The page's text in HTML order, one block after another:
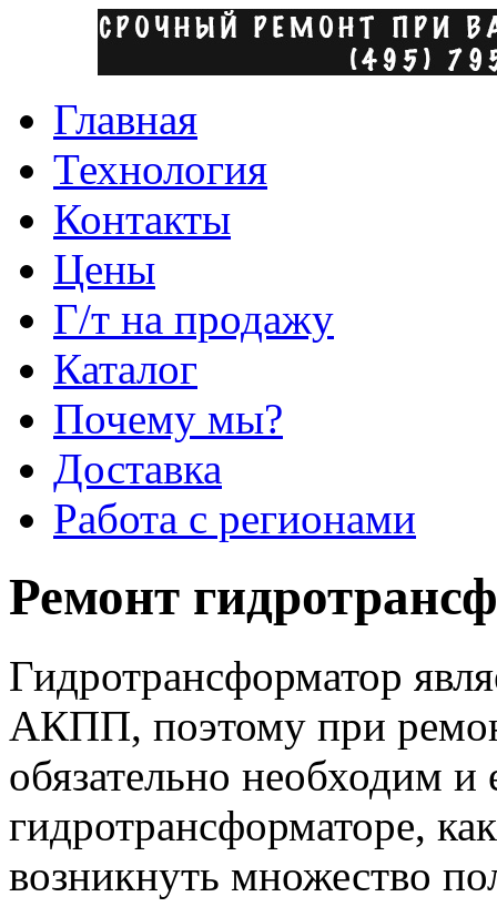
Главная
Технология
Контакты
Цены
Г/т на продажу
Каталог
Почему мы?
Доставка
Работа с регионами
Ремонт
Гидротрансформатор
АКПП, поэтому при
обязательно необходим и
гидротрансформаторе,
возникнуть множество